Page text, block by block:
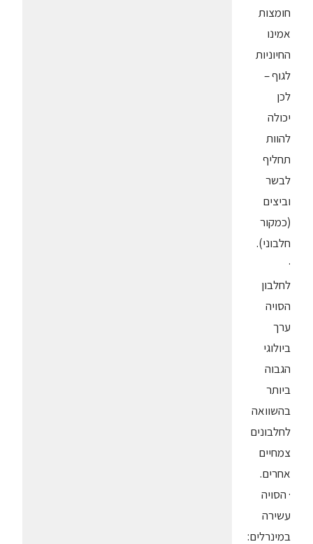
חומצות
אמינו
החיוניות
לגוף –
לכן
יכולה
להוות
תחליף
לבשר
וביצים
(כמקור
חלבוני).
·
לחלבון
הסויה
ערך
ביולוגי
הגבוה
ביותר
בהשוואה
לחלבונים
צמחיים
אחרים.
· הסויה
עשירה
במינרלים: